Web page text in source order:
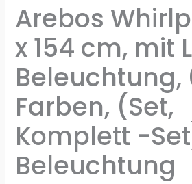
Arebos
x 154 cm, mit
Beleuchtung,
Farben, (Set,
Komplett -
Beleuchtung